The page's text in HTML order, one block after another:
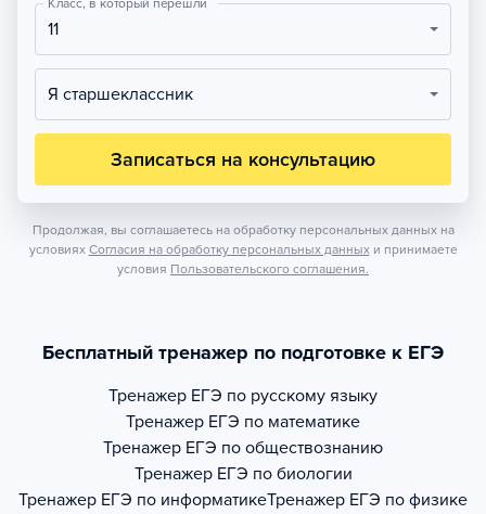
Класс, в который перешли
11
Я старшеклассник
Записаться на консультацию
Продолжая, вы соглашаетесь на обработку персональных данных на
условиях Согласия на обработку персональных данных и принимаете
условия Пользовательского соглашения.
Бесплатный тренажер по подготовке к ЕГЭ
Тренажер ЕГЭ по русскому языку
Тренажер ЕГЭ по математике
Тренажер ЕГЭ по обществознанию
Тренажер ЕГЭ по биологии
Тренажер ЕГЭ по информатикеТренажер ЕГЭ по физике